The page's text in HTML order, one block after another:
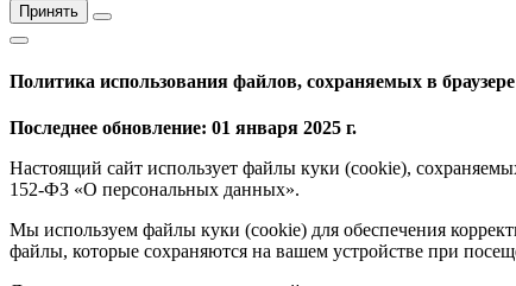
Принять
Политика использования файлов, сохраняемых в
Последнее обновление: 01 января 2025 г.
Настоящий сайт использует файлы куки (cookie),
152-ФЗ «О персональных данных».
Мы используем файлы куки (cookie) для обеспечения
файлы, которые сохраняются на вашем устройстве при